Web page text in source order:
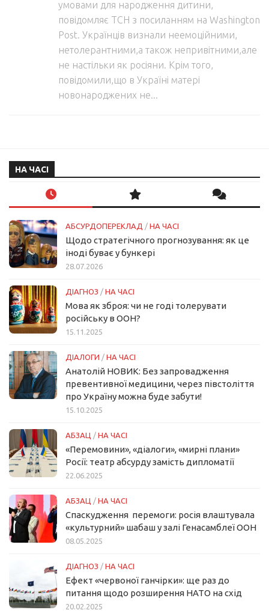
умовами для народження дитини,
повідомляє ТСН з посиланням на Washington
Post. Українців визнали неемоційними,
нетолерантними,а також непривітними,але
не настільки як росіяни. Крім того,
повідомили,що в Україні матері
новонароджених не...
НА ЧАСІ
АБСУРДОПЕРЕКЛАД / НА ЧАСІ
Щодо стратегічного прогнозування: як це
іноді буває у бункері
28.07.2026
ДІАГНОЗ / НА ЧАСІ
Мова як зброя: чи не годі толерувати
російську в ООН?
15.11.2025
ДІАЛОГИ / НА ЧАСІ
Анатолій НОВИК: Без запровадження
превентивної медицини, через півстоліття
про Україну можна буде забути!
15.10.2025
АБЗАЦ / НА ЧАСІ
«Перемовини», «діалоги», «мирні плани»
Росії: театр абсурду замість дипломатії
22.06.2025
АБЗАЦ / НА ЧАСІ
Спаскудження перемоги: росія влаштувала
«культурний» шабаш у залі Генасамблеї ООН
08.05.2025
ДІАГНОЗ / НА ЧАСІ
Ефект «червоної ганчірки»: ще раз до
питання щодо розширення НАТО на схід
20.02.2025